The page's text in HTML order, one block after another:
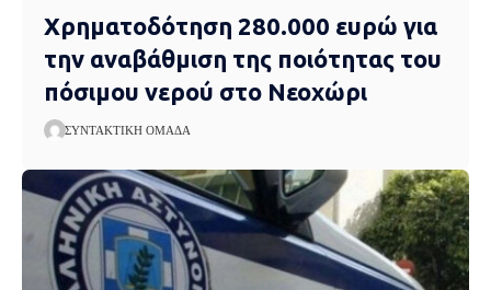
Χρηματοδότηση 280.000 ευρώ για
την αναβάθμιση της ποιότητας του
πόσιμου νερού στο Νεοχώρι
ΣΥΝΤΑΚΤΙΚΉ ΟΜΆΔΑ